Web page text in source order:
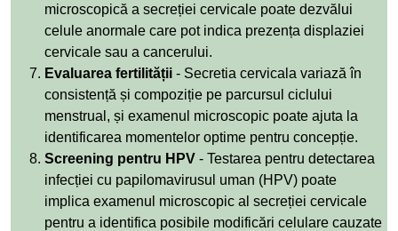
microscopică a secreției cervicale poate dezvălui
celule anormale care pot indica prezența displaziei
cervicale sau a cancerului.
Evaluarea fertilității - Secretia cervicala variază în
consistență și compoziție pe parcursul ciclului
menstrual, și examenul microscopic poate ajuta la
identificarea momentelor optime pentru concepție.
Screening pentru HPV - Testarea pentru detectarea
infecției cu papilomavirusul uman (HPV) poate
implica examenul microscopic al secreției cervicale
pentru a identifica posibile modificări celulare cauzate